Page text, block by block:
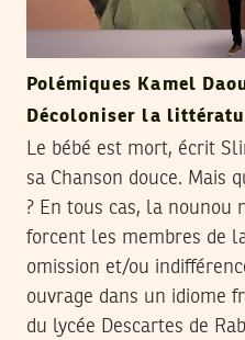
Polémiques Kamel
Décoloniser la
Le bébé est mort, écrit
sa Chanson douce. Mais
? En tous cas, la nounou
forcent les membres de
omission et/ou
ouvrage dans un idiome
du lycée Descartes de